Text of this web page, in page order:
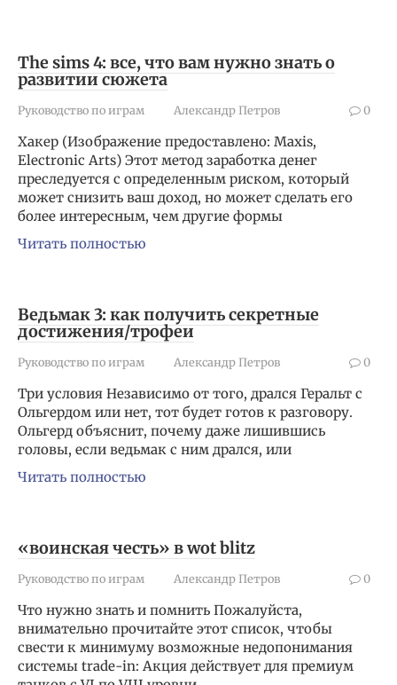
The sims 4: все, что вам нужно знать о
развитии сюжета
Руководство по играм Александр Петров 0
Хакер (Изображение предоставлено: Maxis,
Electronic Arts) Этот метод заработка денег
преследуется с определенным риском, который
может снизить ваш доход, но может сделать его
более интересным, чем другие формы
Читать полностью
Ведьмак 3: как получить секретные
достижения/трофеи
Руководство по играм Александр Петров 0
Три условия Независимо от того, дрался Геральт с
Ольгердом или нет, тот будет готов к разговору.
Ольгерд объяснит, почему даже лишившись
головы, если ведьмак с ним дрался, или
Читать полностью
«воинская честь» в wot blitz
Руководство по играм Александр Петров 0
Что нужно знать и помнить Пожалуйста,
внимательно прочитайте этот список, чтобы
свести к минимуму возможные недопонимания
системы trade-in: Акция действует для премиум